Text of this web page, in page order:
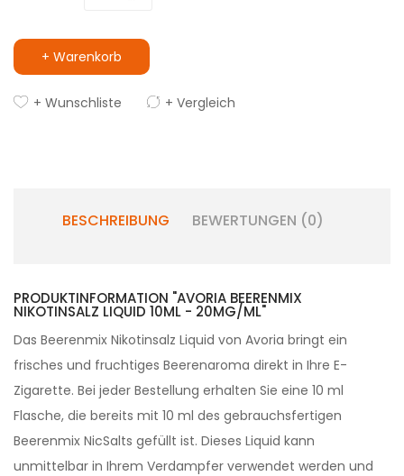
+ Warenkorb
+ Wunschliste + Vergleich
BESCHREIBUNG BEWERTUNGEN (0)
PRODUKTINFORMATION "AVORIA BEERENMIX
NIKOTINSALZ LIQUID 10ML - 20MG/ML"
Das Beerenmix Nikotinsalz Liquid von Avoria bringt ein
frisches und fruchtiges Beerenaroma direkt in Ihre E-
Zigarette. Bei jeder Bestellung erhalten Sie eine 10 ml
Flasche, die bereits mit 10 ml des gebrauchsfertigen
Beerenmix NicSalts gefüllt ist. Dieses Liquid kann
unmittelbar in Ihrem Verdampfer verwendet werden und